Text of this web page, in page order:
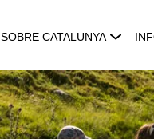
SOBRE CATALUNYA